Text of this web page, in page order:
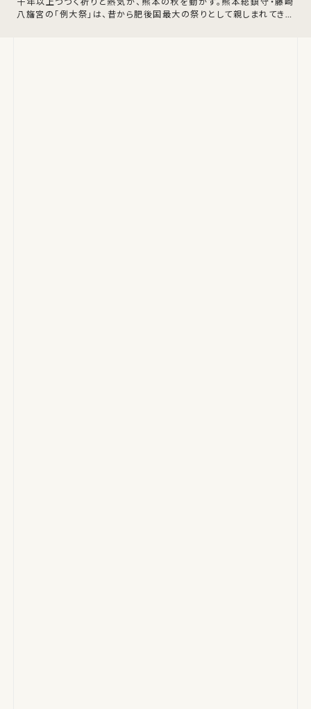
八旛宮の「例大祭」は、昔から肥後国最大の祭りとして親しまれてきた